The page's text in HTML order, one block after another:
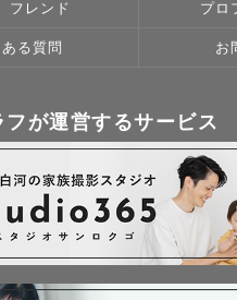
フレンド プロ
る質問 お
フが運営するサービス